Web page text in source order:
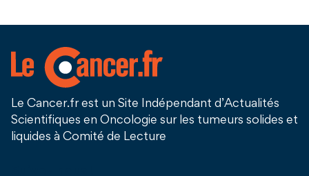
Le Cancer.fr est un Site Indépendant d’Actualités
Scientifiques en Oncologie sur les tumeurs solides et
liquides à Comité de Lecture